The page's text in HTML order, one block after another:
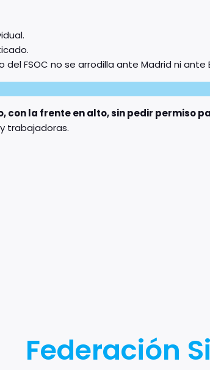
FSOC no se arrodilla ante Madrid ni ante
con la frente en alto, sin pedir permiso
trabajadoras.
Federación